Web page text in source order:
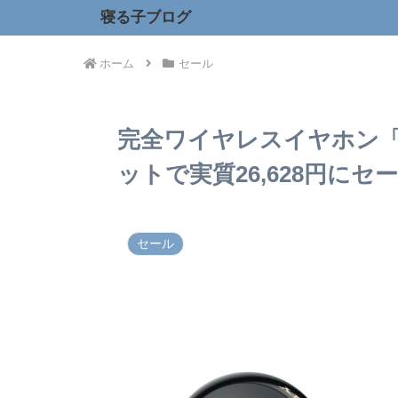
寝る子ブログ
ホーム セール
完全ワイヤレスイヤホン
ットで実質26,628円にセ
セール